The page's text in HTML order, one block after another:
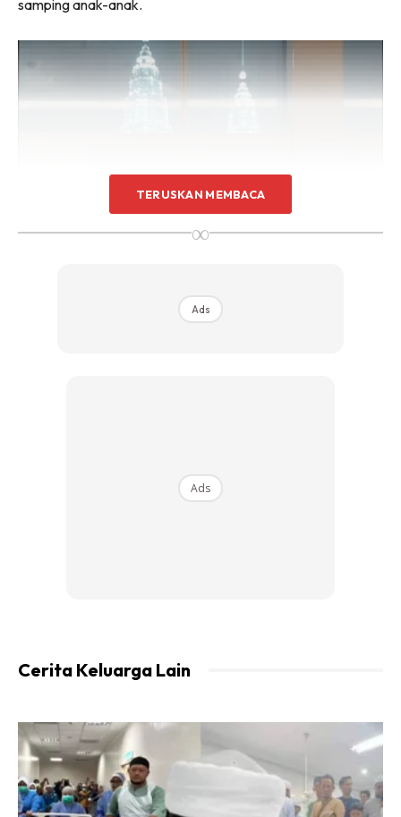
samping anak-anak.
ulang tahun kelahiran suaminya di sebuah restoran mewah
berhampiran Menara Berkembar Petronas (KLCC) dalam
suasana cukup romantis Dan eksklusif.
TERUSKAN MEMBACA
∞
Ads
Ads
Cerita Keluarga Lain